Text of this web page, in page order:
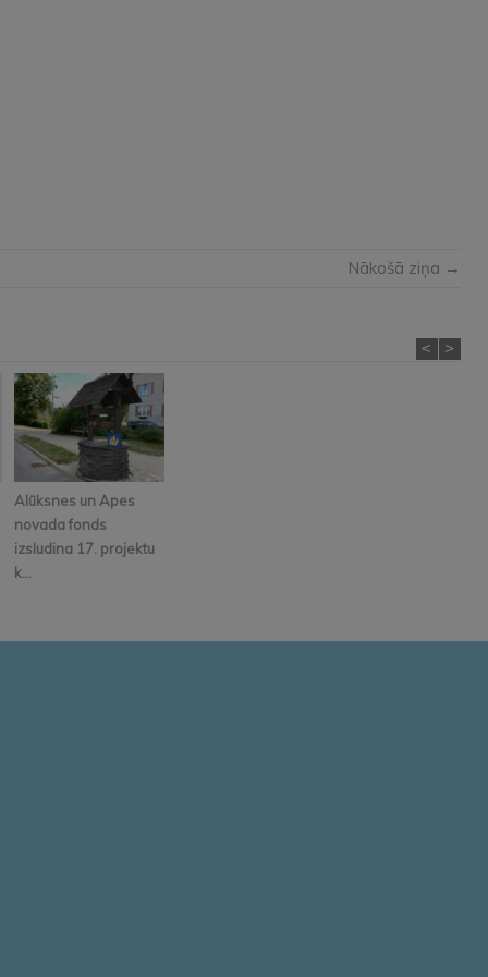
Nākošā ziņa →
Alūksnes un Apes
novada fonds
izsludina 17. projektu
k...
< >